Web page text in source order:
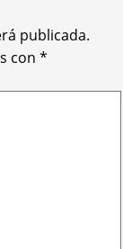
publicada.
con *